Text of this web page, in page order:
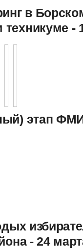
в
-
этап
- 24